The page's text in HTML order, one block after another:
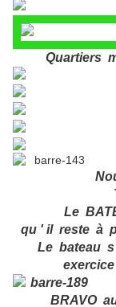
Quartiers
Le
qu ' il reste à
Le bateau
BRAVO